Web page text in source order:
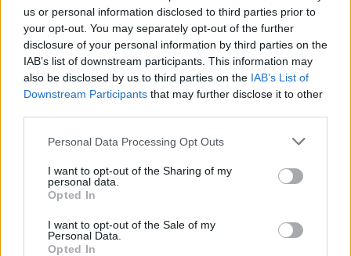
us or personal information disclosed to third parties prior to
your opt-out. You may separately opt-out of the further
disclosure of your personal information by third parties on the
IAB’s list of downstream participants. This information may
also be disclosed by us to third parties on the IAB’s List of
Downstream Participants that may further disclose it to other
Please note that this website/app uses one or more Google
not limited to your visit or usage behaviour. You may click to
grant or deny consent to Google and its third-party tags to
use your data for below specified purposes in below Google
consent section.
Personal Data Processing Opt Outs
I want to opt-out of the Sharing of my
personal data.
Opted In
I want to opt-out of the Sale of my
Personal Data.
Opted In
#KULTÚRA #SZFE #RÁTÓTI ZOLTÁN
#KARSAI GYÖRGY #KIRÚGÁS #FELSŐOKTATÁS
Népszerű